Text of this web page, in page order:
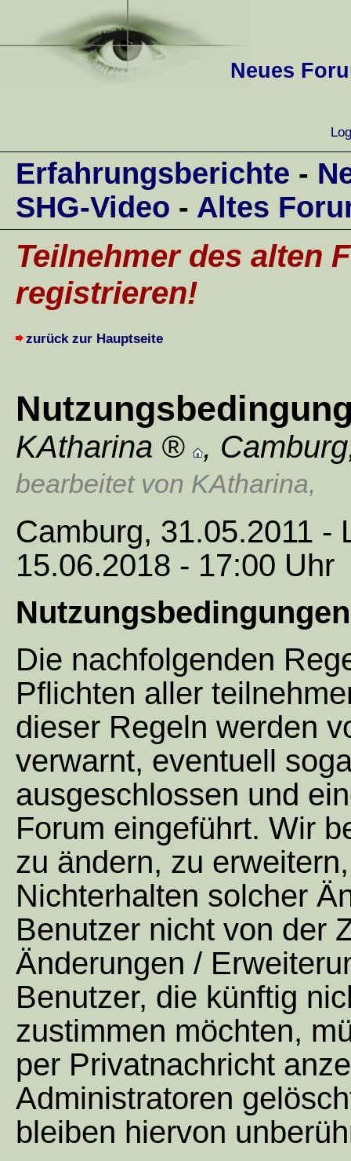
Neues
Erfahrungsberichte -
SHG-Video - Altes
Teilnehmer des alten
registrieren!
zurück zur Hauptseite
KAtharina , Camburg
bearbeitet von KAtharina,
Camburg, 31.05.2011 -
15.06.2018 - 17:00 Uhr
Die nachfolgenden
Pflichten aller
dieser Regeln werden
verwarnt, eventuell
ausgeschlossen und
Forum eingeführt. Wir
zu ändern, zu
Nichterhalten solcher
Benutzer nicht von der
Änderungen /
Benutzer, die künftig
zustimmen möchten,
per Privatnachricht
Administratoren
bleiben hiervon